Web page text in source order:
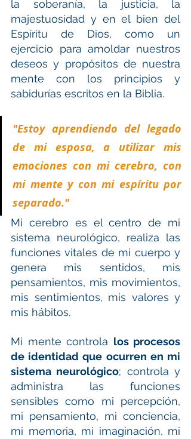
la soberanía, la justicia, la
majestuosidad y en el bien del
Espíritu de Dios, como un
ejercicio para amoldar nuestros
deseos y propósitos de nuestra
mente con los principios y
sabidurías escritos en la Biblia.
"Estoy aprendiendo del legado
de mi esposa, a utilizar mis
emociones con mi cerebro, con
mi mente y con mi espíritu por
separado."
Mi cerebro es el centro de mi
sistema neurológico, realiza las
funciones vitales de mi cuerpo y
genera mis sentidos, mis
pensamientos, mis movimientos,
mis sentimientos, mis valores y
mis hábitos.
Mi mente controla los procesos
de identidad que ocurren en mi
sistema neurológico; controla y
administra las funciones
sensibles como mi percepción,
mi pensamiento, mi conciencia,
mi memoria, mi imaginación, mi